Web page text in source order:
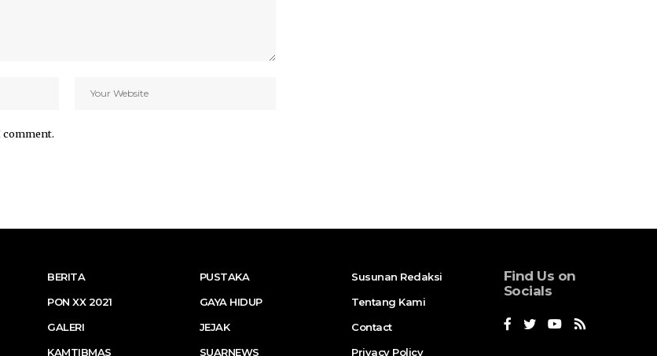
comment.
BERITA
PON XX 2021
GALERI
KAMTIBMAS
PUSTAKA
GAYA HIDUP
JEJAK
SUARNEWS
Susunan Redaksi
Tentang Kami
Contact
Privacy Policy
Find Us on
Socials